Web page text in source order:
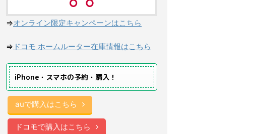
⇒オンライン限定キャンペーンはこちら
⇒ ドコモ ホームルーター在庫情報はこちら
iPhone・スマホの予約・購入！
auで購入はこちら
ドコモで購入はこちら